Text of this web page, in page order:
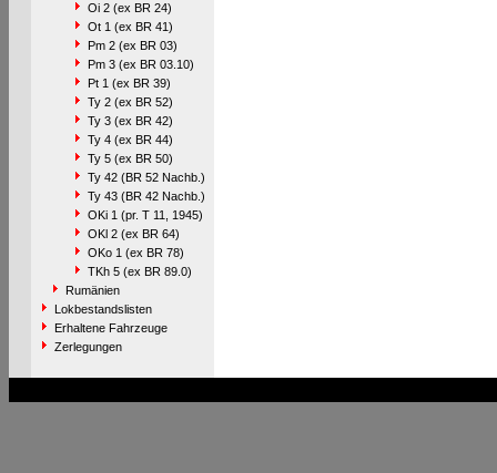
Oi 2 (ex BR 24)
Ot 1 (ex BR 41)
Pm 2 (ex BR 03)
Pm 3 (ex BR 03.10)
Pt 1 (ex BR 39)
Ty 2 (ex BR 52)
Ty 3 (ex BR 42)
Ty 4 (ex BR 44)
Ty 5 (ex BR 50)
Ty 42 (BR 52 Nachb.)
Ty 43 (BR 42 Nachb.)
OKi 1 (pr. T 11, 1945)
OKl 2 (ex BR 64)
OKo 1 (ex BR 78)
TKh 5 (ex BR 89.0)
Rumänien
Lokbestandslisten
Erhaltene Fahrzeuge
Zerlegungen